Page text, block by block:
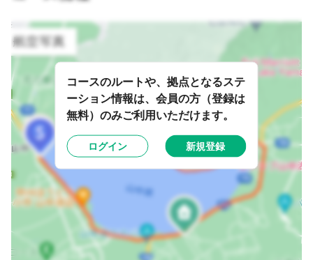
コースのルートや、拠点となるステ
ーション情報は、会員の方（登録は
無料）のみご利用いただけます。
ログイン 新規登録